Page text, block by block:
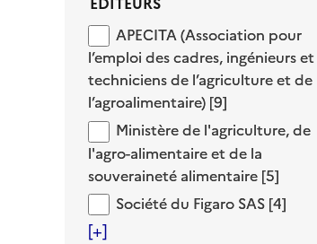
APECITA (Association pour
APECITA (Association pour
l’emploi des cadres, ingénieurs et
techniciens de l’agriculture et de
l’agroalimentaire) [9]
Ministère de l'agriculture, de
Ministère de l'agriculture, de
l'agro-alimentaire et de la
souveraineté alimentaire [5]
Société du Figaro SAS
Société du Figaro SAS [4]
[+]